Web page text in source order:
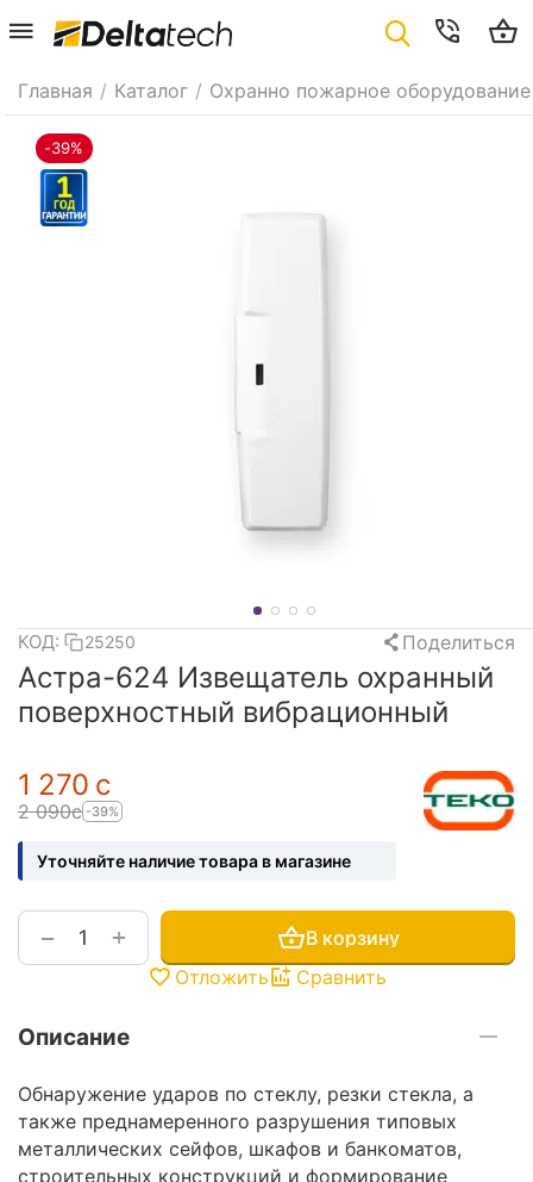
Главная / Каталог / Охранно пожарное оборудование
-39%
КОД: 25250 Поделиться
Астра-624 Извещатель охранный
поверхностный вибрационный
1 270 с
2 090с -39%
Уточняйте наличие товара в магазине
+
−
В корзину
Отложить
Сравнить
Описание
Обнаружение ударов по стеклу, резки стекла, а
также преднамеренного разрушения типовых
металлических сейфов, шкафов и банкоматов,
строительных конструкций и формирование